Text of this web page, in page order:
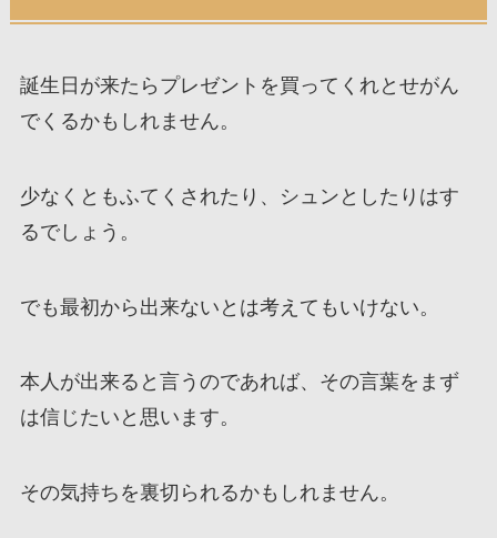
誕生日が来たらプレゼントを買ってくれとせがん
でくるかもしれません。
少なくともふてくされたり、シュンとしたりはす
るでしょう。
でも最初から出来ないとは考えてもいけない。
本人が出来ると言うのであれば、その言葉をまず
は信じたいと思います。
その気持ちを裏切られるかもしれません。